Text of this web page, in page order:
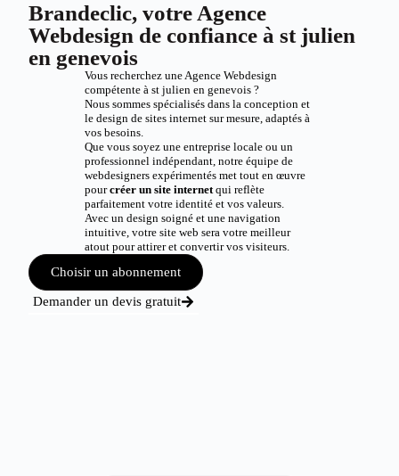
Brandeclic, votre Agence
Webdesign de confiance à st julien
en genevois
Vous recherchez une Agence Webdesign
compétente à st julien en genevois ?
Nous sommes spécialisés dans la conception et
le design de sites internet sur mesure, adaptés à
vos besoins.
Que vous soyez une entreprise locale ou un
professionnel indépendant, notre équipe de
webdesigners expérimentés met tout en œuvre
pourcréer un site internetqui reflète
parfaitement votre identité et vos valeurs.
Avec un design soigné et une navigation
intuitive, votre site web sera votre meilleur
atout pour attirer et convertir vos visiteurs.
Choisir un abonnement
Demander un devis gratuit